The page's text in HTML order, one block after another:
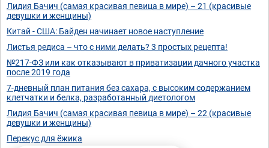
Лидия Бачич (самая красивая певица в мире) – 21 (красивые
девушки и женщины)
Китай - США: Байден начинает новое наступление
Листья редиса – что с ними делать? 3 простых рецепта!
№217-ФЗ или как отказывают в приватизации дачного участка
после 2019 года
7-дневный план питания без сахара, с высоким содержанием
клетчатки и белка, разработанный диетологом
Лидия Бачич (самая красивая певица в мире) – 22 (красивые
девушки и женщины)
Перекус для ёжика